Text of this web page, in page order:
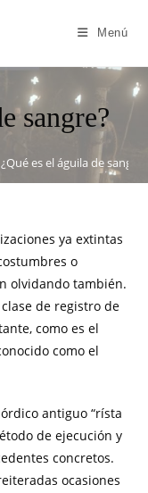
Menú
sangre?
¿Qué es el águila de sangre?
ya extintas
o
olvidando también.
de registro de
como es el
como el
antiguo “rísta
de ejecución y
concretos.
ocasiones